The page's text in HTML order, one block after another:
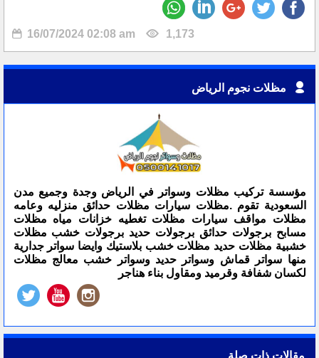
16/07/2024 02:08 am 1,173
مظلات نجوم الرياض
مؤسسة تركيب مظلات وسواتر في الرياض وجدة وجميع مدن
السعودية تقوم .مظلات سيارات مظلات حدائق منزليه وعامه
مظلات مواقف سيارات مظلات تغطيه خزانات مياه مظلات
مسابح برجولات حدائق برجولات حديد برجولات خشب مظلات
خشبية مظلات حديد مظلات خشب بلاستيك وايضا سواتر جدارية
منها سواتر قماش وسواتر حديد وسواتر خشب معالج مظلات
لكسان شفافة وقرميد ومقاول بناء هناجر
مقالات ذات صلة